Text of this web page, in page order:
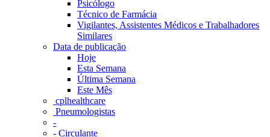
Psicólogo
Técnico de Farmácia
Vigilantes, Assistentes Médicos e Trabalhadores
Similares
Data de publicação
Hoje
Esta Semana
Última Semana
Este Mês
‎ cplhealthcare‬
Pneumologistas
-
- Circulante